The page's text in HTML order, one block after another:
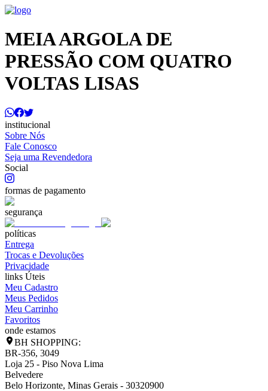
MEIA ARGOLA DE
PRESSÃO COM QUATRO
VOLTAS LISAS
institucional
Sobre Nós
Fale Conosco
Seja uma Revendedora
Social
formas de pagamento
segurança
políticas
Entrega
Trocas e Devoluções
Privacidade
links Úteis
Meu Cadastro
Meus Pedidos
Meu Carrinho
Favoritos
onde estamos
BH SHOPPING:
BR-356, 3049
Loja 25 - Piso Nova Lima
Belvedere
Belo Horizonte, Minas Gerais - 30320900